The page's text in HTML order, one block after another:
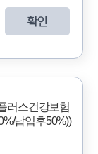
확인
러스건강보험
납입후50%))